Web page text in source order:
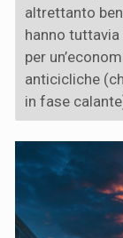
altrettanto
hanno
per
anticicliche
in fase